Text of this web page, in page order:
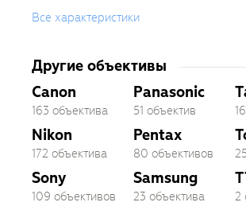
Все характеристики
Другие объективы
Canon
163 объектива
Nikon
172 объектива
Sony
109 объективов
Panasonic
51 объектив
Pentax
80 объективов
Samsung
23 объектива 2